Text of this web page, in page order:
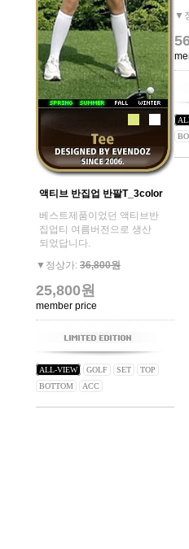
▼
액티브 반집업 반팔T_3color
베스트제품이었던 액티브반
집업티 여름버전으로 생산
되었답니다.
▼정상가: 36,800원
25,800원
member price
ALL-VIEW GOLF SET
TOP
BOTTOM
ACC